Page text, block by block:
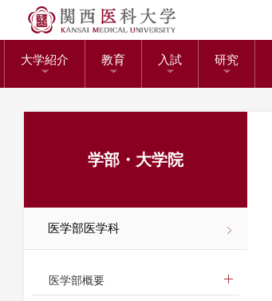
大学紹介 教育 入試 研究
学部・大学院
医学部医学科
医学部概要